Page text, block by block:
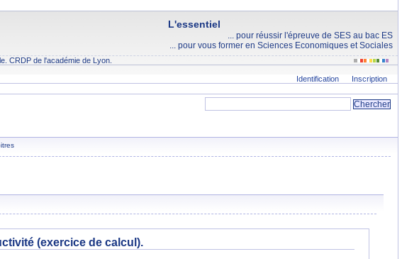
L'essentiel
... pour réussir l'épreuve de SES au bac ES
... pour vous former en Sciences Economiques et Sociales
CRDP de l'académie de Lyon.
Identification Inscription
(exercice de calcul).